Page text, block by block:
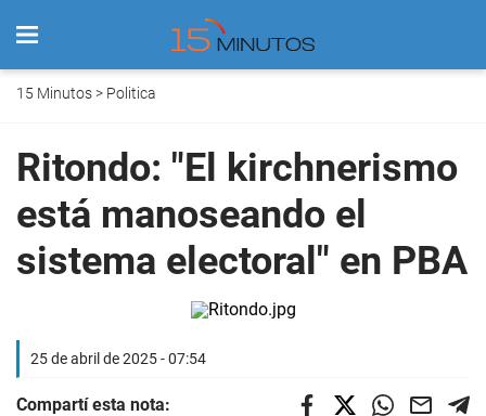
15 Minutos> Politica
Ritondo: "El kirchnerismo
está manoseando el
sistema electoral" en PBA
25 de abril de 2025 - 07:54
Compartí esta nota: